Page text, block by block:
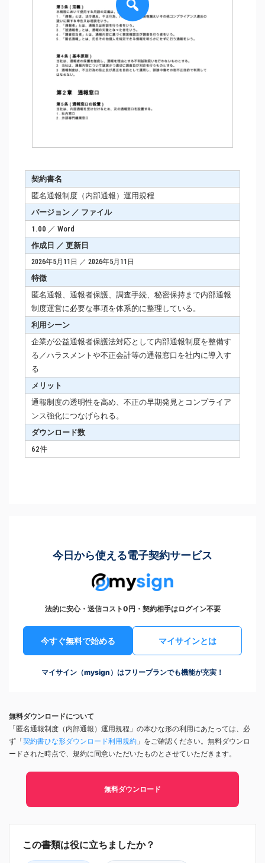
契約書名
匿名通報制度（内部通報）運用規程
バージョン ／ ファイル
1.00 ／ Word
作成日 ／ 更新日
2026年5月11日 ／ 2026年5月11日
特徴
匿名通報、通報者保護、調査手続、秘密保持まで内部通報
制度運営に必要な事項を体系的に整理している。
利用シーン
企業が公益通報者保護法対応として内部通報制度を整備す
る／ハラスメントや不正会計等の通報窓口を社内に導入す
る
メリット
通報制度の透明性を高め、不正の早期発見とコンプライア
ンス強化につなげられる。
ダウンロード数
62件
今日から使える電子契約サービス
法的に安心・送信コスト0円・契約相手はログイン不要
今すぐ無料で始める マイサインとは
マイサイン（mysign）はフリープランでも機能が充実！
無料ダウンロードについて
「匿名通報制度（内部通報）運用規程」の本ひな形の利用にあたっては、必
ず「契約書ひな形ダウンロード利用規約 」をご確認ください。無料ダウンロ
ードされた時点で、規約に同意いただいたものとさせていただきます。
無料ダウンロード